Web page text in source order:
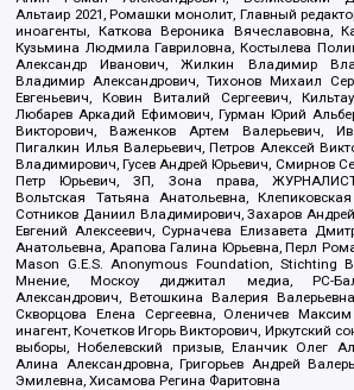
Альтаир 2021, Ромашки монолит, Главный
иноагенты, Каткова Вероника Вячеславовна,
Кузьмина Людмила Гавриловна, Костылева
Александр Иванович, Жилкин Владимир
Владимир Александрович, Тихонов Михаил
Евгеньевич, Ковин Виталий Сергеевич,
Любарев Аркадий Ефимович, Гурман Юрий
Викторович, Важенков Артем Валерьевич,
Пигалкин Илья Валерьевич, Петров Алексей
Владимирович, Гусев Андрей Юрьевич, Смирнов
Петр Юрьевич, ЗП, Зона права,
Вольтская Татьяна Анатольевна,
Сотников Даниил Владимирович, Захаров
Евгений Алексеевич, Сурначева Елизавета
Анатольевна, Арапова Галина Юрьевна, Перл
Mason G.E.S. Anonymous Foundation, Stichting
Мнение, Москоу диджитал медиа, РС-
Александрович, Ветошкина Валерия
Скворцова Елена Сергеевна, Оленичев
инагент, Кочетков Игорь Викторович, Иркутский
выборы, Нобелевский призыв, Еланчик Олег
Алина Александровна, Григорьев Андрей
Эмилевна, Хисамова Регина Фаритовна